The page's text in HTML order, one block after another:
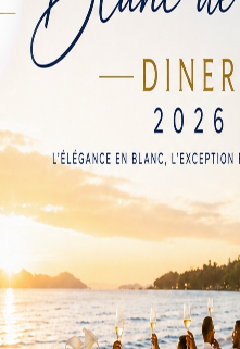
à la prison de la Santé.
Mais c’est dans cette